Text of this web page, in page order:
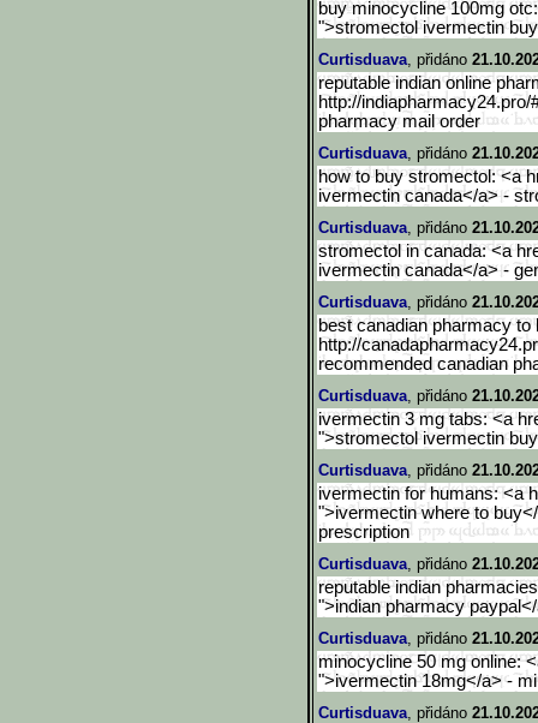
buy minocycline 100mg
">stromectol ivermectin
Curtisduava, přidáno
reputable indian online
http://
pharmacy mail order
Curtisduava, přidáno
how to buy stromectol: <a
ivermectin canada</a> -
Curtisduava, přidáno
stromectol in canada: <a
ivermectin canada</a> -
Curtisduava, přidáno
best canadian pharmacy to
http://
recommended canadian
Curtisduava, přidáno
ivermectin 3 mg tabs: <a
">stromectol ivermectin
Curtisduava, přidáno
ivermectin for humans: <a
">ivermectin where to
prescription
Curtisduava, přidáno
reputable indian
">indian pharmacy
Curtisduava, přidáno
minocycline 50 mg online:
">ivermectin 18mg</a> -
Curtisduava, přidáno